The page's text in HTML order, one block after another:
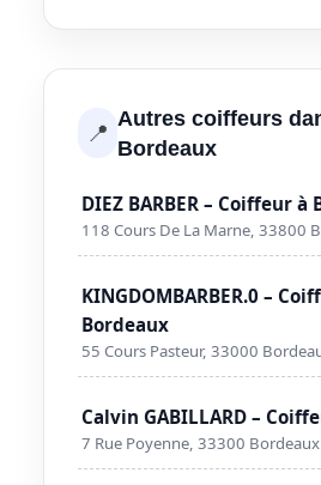
📍 Autres coiffeurs
Bordeaux
DIEZ BARBER – Coiffeur à
118 Cours De La Marne, 33800
KINGDOMBARBER.0 –
Bordeaux
55 Cours Pasteur, 33000
Calvin GABILLARD –
7 Rue Poyenne, 33300 Bordeaux